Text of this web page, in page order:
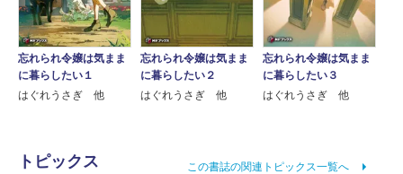
忘れられ令嬢は気まま
に暮らしたい１
はぐれうさぎ 他
忘れられ令嬢は気まま
に暮らしたい２
はぐれうさぎ 他
忘れられ令嬢は気まま
に暮らしたい３
はぐれうさぎ 他
トピックス この書誌の関連トピックス一覧へ